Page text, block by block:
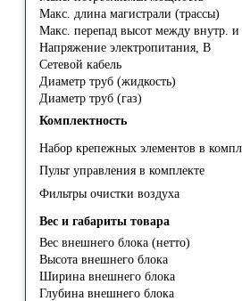
Макс. длина магистрали (трассы)
Макс. перепад высот между внутр.
Напряжение электропитания, В
Сетевой кабель
Диаметр труб (жидкость)
Диаметр труб (газ)
Комплектность
Набор крепежных элементов в
Пульт управления в комплекте
Фильтры очистки воздуха
Вес и габариты товара
Вес внешнего блока (нетто)
Высота внешнего блока
Ширина внешнего блока
Глубина внешнего блока